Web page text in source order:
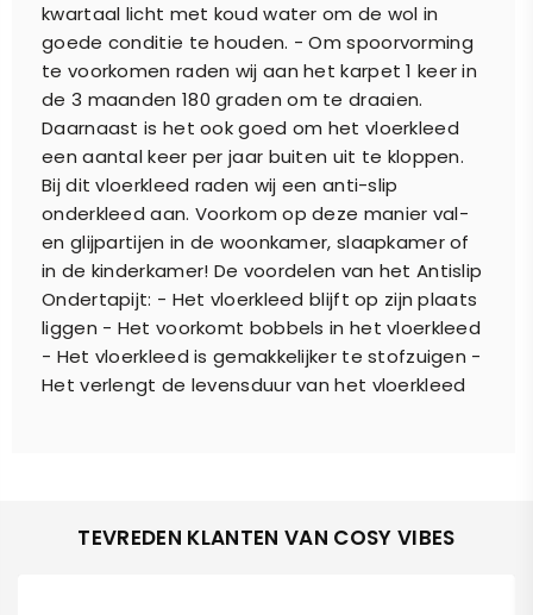
kwartaal licht met koud water om de wol in
goede conditie te houden. - Om spoorvorming
te voorkomen raden wij aan het karpet 1 keer in
de 3 maanden 180 graden om te draaien.
Daarnaast is het ook goed om het vloerkleed
een aantal keer per jaar buiten uit te kloppen.
Bij dit vloerkleed raden wij een anti-slip
onderkleed aan. Voorkom op deze manier val-
en glijpartijen in de woonkamer, slaapkamer of
in de kinderkamer! De voordelen van het Antislip
Ondertapijt: - Het vloerkleed blijft op zijn plaats
liggen - Het voorkomt bobbels in het vloerkleed
- Het vloerkleed is gemakkelijker te stofzuigen -
Het verlengt de levensduur van het vloerkleed
TEVREDEN KLANTEN VAN COSY VIBES